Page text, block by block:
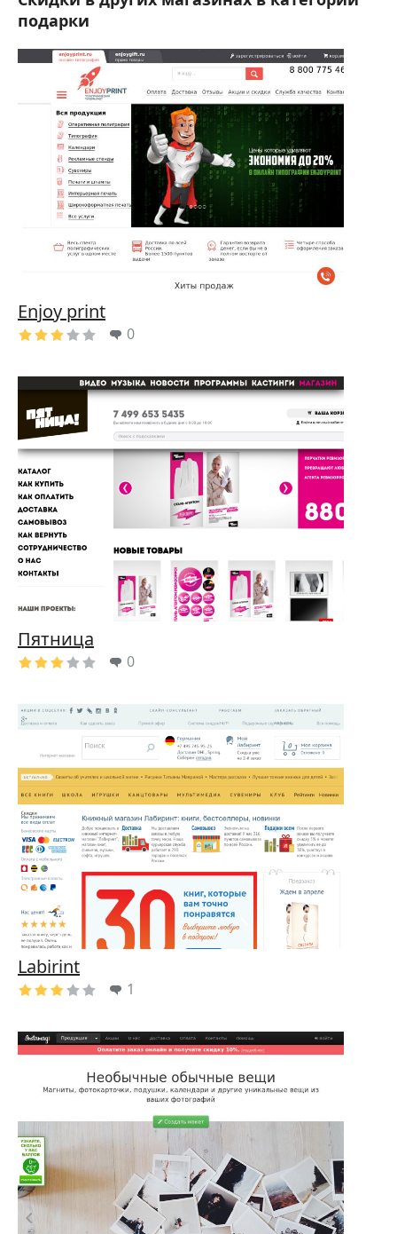
подарки
Enjoy print
0
Пятница
0
Labirint
1